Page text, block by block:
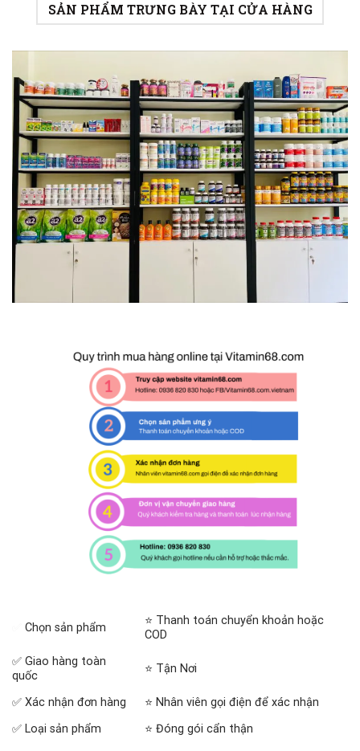
SẢN PHẨM TRƯNG BÀY TẠI CỬA HÀNG
Chọn sản phẩm
⭐ Thanh toán chuyển khoản hoặc
COD
✅ Giao hàng toàn
quốc
⭐ Tận Nơi
✅ Xác nhận đơn hàng
⭐ Nhân viên gọi điện để xác nhận
✅ Loại sản phẩm
⭐ Đóng gói cẩn thận